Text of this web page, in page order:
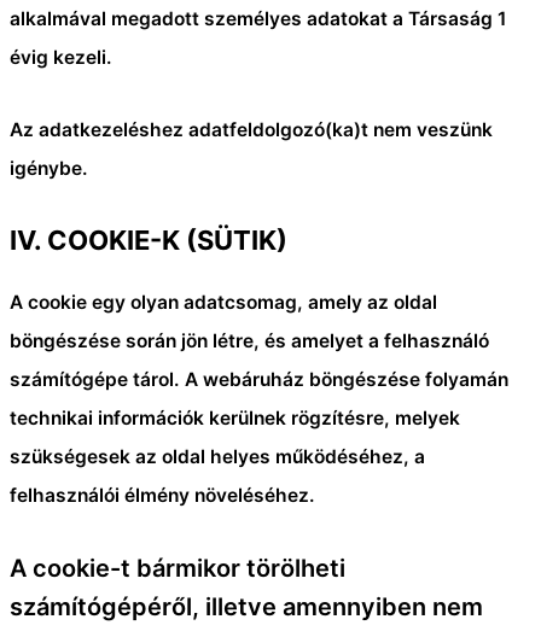
alkalmával megadott személyes adatokat a Társaság 1
évig kezeli.
Az adatkezeléshez adatfeldolgozó(ka)t nem veszünk
igénybe.
IV. COOKIE-K (SÜTIK)
A cookie egy olyan adatcsomag, amely az oldal
böngészése során jön létre, és amelyet a felhasználó
számítógépe tárol. A webáruház böngészése folyamán
technikai információk kerülnek rögzítésre, melyek
szükségesek az oldal helyes működéséhez, a
felhasználói élmény növeléséhez.
A cookie-t bármikor törölheti
számítógépéről, illetve amennyiben nem